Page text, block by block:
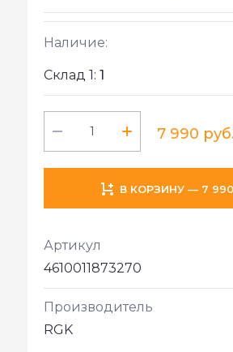
Наличие:
Склад 1: 1
7 990
В КОРЗИНУ — 7
Артикул
4610011873270
Производитель
RGK